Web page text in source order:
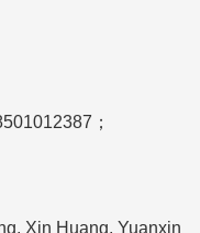
；
Xin Huang, Yuanxin